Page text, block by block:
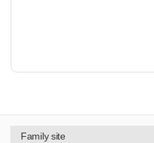
Family site